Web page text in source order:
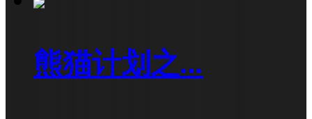
熊猫计划之...